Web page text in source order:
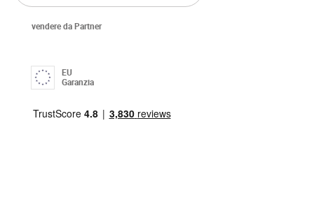
vendere da Partner
EU
Garanzia